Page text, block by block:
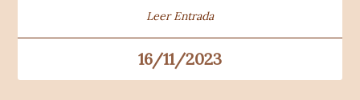
Leer Entrada
16/11/2023